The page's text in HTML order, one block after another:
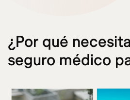
¿Por qué
seguro médico